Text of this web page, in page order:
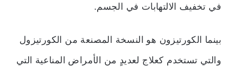
في تخفيف الالتهابات في الجسم.
بينما الكورتيزون هو النسخة المصنعة من الكورتيزول
والتي تستخدم كعلاج لعديدٍ من الأمراض المناعية التي